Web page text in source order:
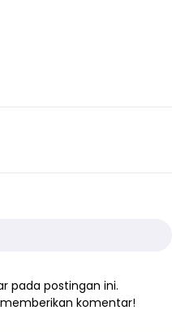
pada postingan ini.
komentar!